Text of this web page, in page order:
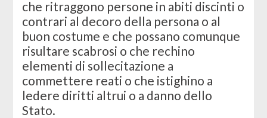
che ritraggono persone in abiti discinti o
contrari al decoro della persona o al
buon costume e che possano comunque
risultare scabrosi o che rechino
elementi di sollecitazione a
commettere reati o che istighino a
ledere diritti altrui o a danno dello
Stato.